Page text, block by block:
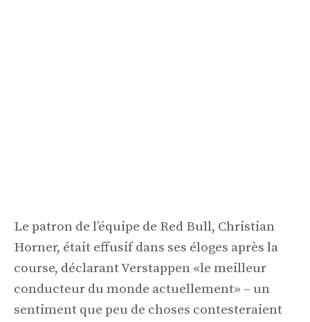
Le patron de l’équipe de Red Bull, Christian
Horner, était effusif dans ses éloges après la
course, déclarant Verstappen «le meilleur
conducteur du monde actuellement» – un
sentiment que peu de choses contesteraient